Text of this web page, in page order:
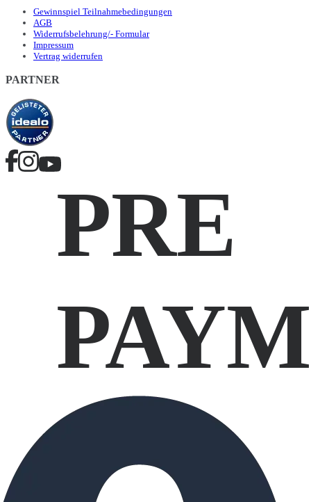
Gewinnspiel Teilnahmebedingungen
AGB
Widerrufsbelehrung/- Formular
Impressum
Vertrag widerrufen
PARTNER